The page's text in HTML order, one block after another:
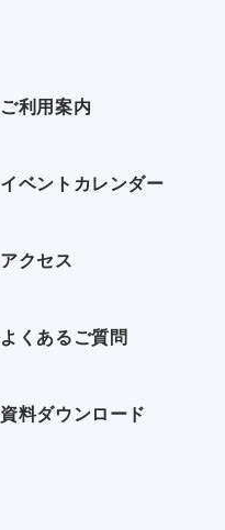
ご利用案内
イベントカレンダー
アクセス
よくあるご質問
資料ダウンロード